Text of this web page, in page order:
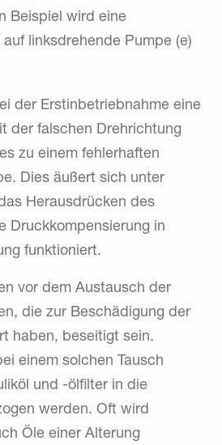
Beispiel wird eine
linksdrehende Pumpe (e)
der Erstinbetriebnahme eine
der falschen Drehrichtung
zu einem fehlerhaften
Dies äußert sich unter
Herausdrücken des
Druckkompensierung in
funktioniert.
vor dem Austausch der
die zur Beschädigung der
haben, beseitigt sein.
einem solchen Tausch
und -ölfilter in die
werden. Oft wird
Öle einer Alterung